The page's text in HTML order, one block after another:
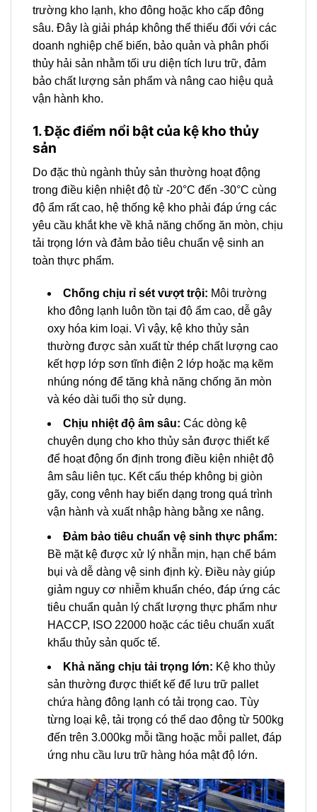
trường kho lạnh, kho đông hoặc kho cấp đông
sâu. Đây là giải pháp không thể thiếu đối với các
doanh nghiệp chế biến, bảo quản và phân phối
thủy hải sản nhằm tối ưu diện tích lưu trữ, đảm
bảo chất lượng sản phẩm và nâng cao hiệu quả
vận hành kho.
1. Đặc điểm nổi bật của kệ kho thủy
sản
Do đặc thù ngành thủy sản thường hoạt động
trong điều kiện nhiệt độ từ -20°C đến -30°C cùng
độ ẩm rất cao, hệ thống kệ kho phải đáp ứng các
yêu cầu khắt khe về khả năng chống ăn mòn, chịu
tải trọng lớn và đảm bảo tiêu chuẩn vệ sinh an
toàn thực phẩm.
Chống chịu rỉ sét vượt trội: Môi trường
kho đông lạnh luôn tồn tại độ ẩm cao, dễ gây
oxy hóa kim loại. Vì vậy, kệ kho thủy sản
thường được sản xuất từ thép chất lượng cao
kết hợp lớp sơn tĩnh điện 2 lớp hoặc mạ kẽm
nhúng nóng để tăng khả năng chống ăn mòn
và kéo dài tuổi thọ sử dụng.
Chịu nhiệt độ âm sâu: Các dòng kệ
chuyên dụng cho kho thủy sản được thiết kế
để hoạt động ổn định trong điều kiện nhiệt độ
âm sâu liên tục. Kết cấu thép không bị giòn
gãy, cong vênh hay biến dạng trong quá trình
vận hành và xuất nhập hàng bằng xe nâng.
Đảm bảo tiêu chuẩn vệ sinh thực phẩm:
Bề mặt kệ được xử lý nhẵn mịn, hạn chế bám
bụi và dễ dàng vệ sinh định kỳ. Điều này giúp
giảm nguy cơ nhiễm khuẩn chéo, đáp ứng các
tiêu chuẩn quản lý chất lượng thực phẩm như
HACCP, ISO 22000 hoặc các tiêu chuẩn xuất
khẩu thủy sản quốc tế.
Khả năng chịu tải trọng lớn: Kệ kho thủy
sản thường được thiết kế để lưu trữ pallet
chứa hàng đông lạnh có tải trọng cao. Tùy
từng loại kệ, tải trọng có thể dao động từ 500kg
đến trên 3.000kg mỗi tầng hoặc mỗi pallet, đáp
ứng nhu cầu lưu trữ hàng hóa mật độ lớn.